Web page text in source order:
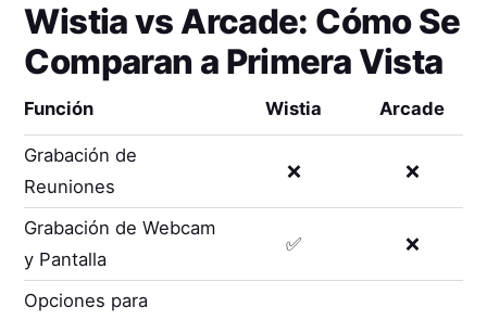
WistiavsArcade: Cómo Se
Comparan a Primera Vista
Función Wistia Arcade
Grabación de
Reuniones
❌ ❌
Grabación de Webcam
y Pantalla
✅ ❌
Opciones para